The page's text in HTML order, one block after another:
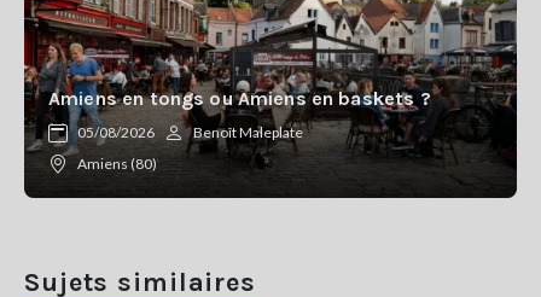
Amiens en tongs ou Amiens en baskets ?
05/08/2026
Benoît Maleplate
Amiens (80)
Sujets similaires